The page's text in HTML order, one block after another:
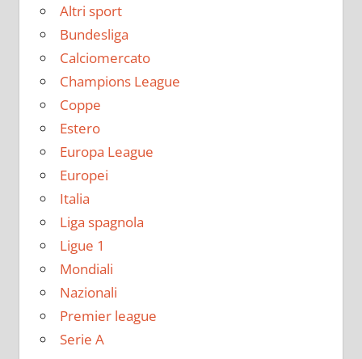
Altri sport
Bundesliga
Calciomercato
Champions League
Coppe
Estero
Europa League
Europei
Italia
Liga spagnola
Ligue 1
Mondiali
Nazionali
Premier league
Serie A